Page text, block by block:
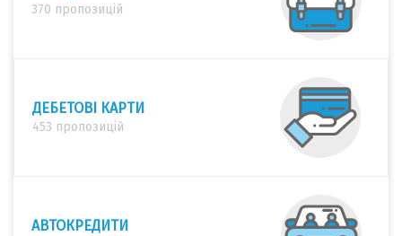
370 пропозицій
ДЕБЕТОВІ КАРТИ
453 пропозицій
АВТОКРЕДИТИ